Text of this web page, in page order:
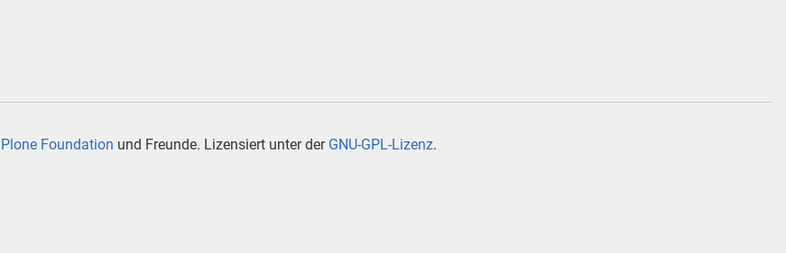
Plone Foundation und Freunde. Lizensiert unter der GNU-GPL-Lizenz.